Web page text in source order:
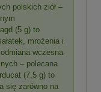
polskich ziół –
(5 g) to
mrożenia i
wczesna
– polecana
(7,5 g) to
się zarówno na